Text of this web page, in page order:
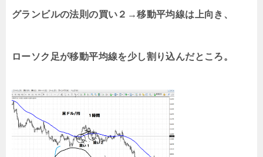
グランビルの法則の買い２→移動平均線は上向き、
ローソク足が移動平均線を少し割り込んだところ。